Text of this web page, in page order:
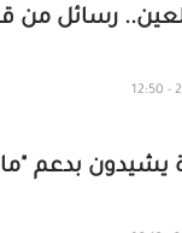
رسائل من
يشيدون بدعم